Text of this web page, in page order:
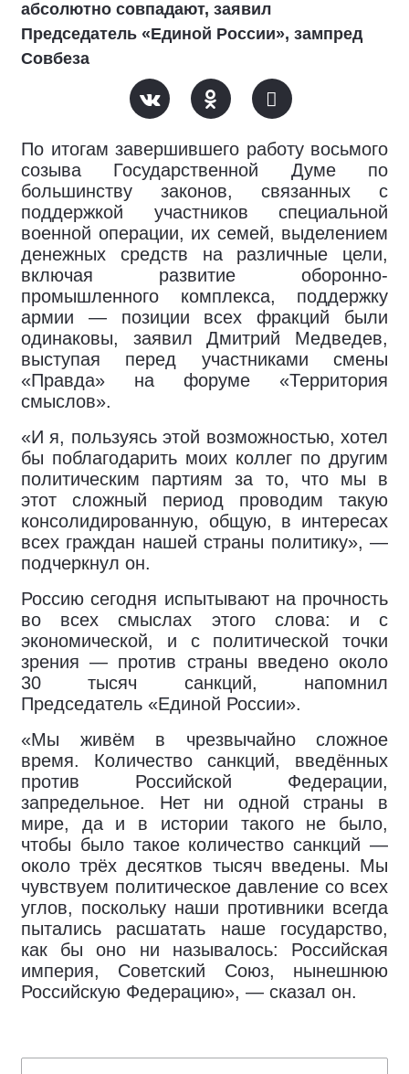
абсолютно совпадают, заявил
Председатель «Единой России», зампред
Совбеза
По итогам завершившего работу восьмого
созыва Государственной Думе по
большинству законов, связанных с
поддержкой участников специальной
военной операции, их семей, выделением
денежных средств на различные цели,
включая развитие оборонно-
промышленного комплекса, поддержку
армии — позиции всех фракций были
одинаковы, заявил Дмитрий Медведев,
выступая перед участниками смены
«Правда» на форуме «Территория
смыслов».
«И я, пользуясь этой возможностью, хотел
бы поблагодарить моих коллег по другим
политическим партиям за то, что мы в
этот сложный период проводим такую
консолидированную, общую, в интересах
всех граждан нашей страны политику», —
подчеркнул он.
Россию сегодня испытывают на прочность
во всех смыслах этого слова: и с
экономической, и с политической точки
зрения — против страны введено около
30 тысяч санкций, напомнил
Председатель «Единой России».
«Мы живём в чрезвычайно сложное
время. Количество санкций, введённых
против Российской Федерации,
запредельное. Нет ни одной страны в
мире, да и в истории такого не было,
чтобы было такое количество санкций —
около трёх десятков тысяч введены. Мы
чувствуем политическое давление со всех
углов, поскольку наши противники всегда
пытались расшатать наше государство,
как бы оно ни называлось: Российская
империя, Советский Союз, нынешнюю
Российскую Федерацию», — сказал он.